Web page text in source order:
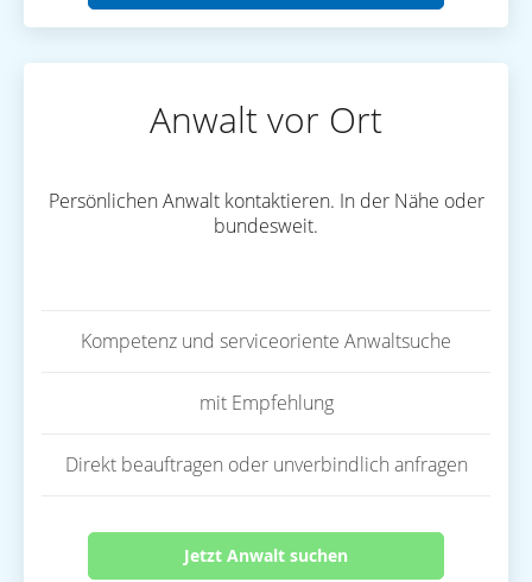
Anwalt vor Ort
Persönlichen Anwalt kontaktieren. In der Nähe oder
bundesweit.
Kompetenz und serviceoriente Anwaltsuche
mit Empfehlung
Direkt beauftragen oder unverbindlich anfragen
Jetzt Anwalt suchen